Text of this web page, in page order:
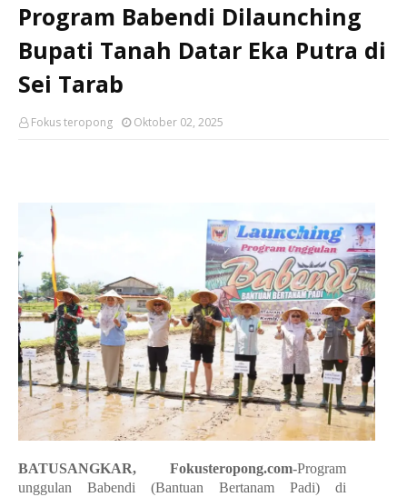
Program Babendi Dilaunching
Bupati Tanah Datar Eka Putra di
Sei Tarab
Fokus teropong Oktober 02, 2025
BATUSANGKAR, Fokusteropong.com-Program
unggulan Babendi (Bantuan Bertanam Padi) di